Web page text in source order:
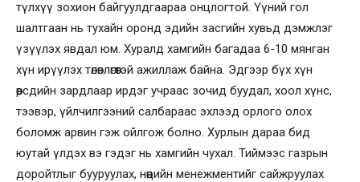
түлхүү зохион байгуулдгаараа онцлогтой. Үүний гол
шалтгаан нь тухайн оронд эдийн засгийн хувьд дэмжлэг
үзүүлэх явдал юм. Хуралд хамгийн багадаа 6-10 мянган
хүн ирүүлэх төлөвлөгөөтэй ажиллаж байна. Эдгээр бүх хүн
өөрсдийн зардлаар ирдэг учраас зочид буудал, хоол хүнс,
тээвэр, үйлчилгээний салбараас эхлээд орлого олох
боломж арвин гэж ойлгож болно. Хурлын дараа бид
юутай үлдэх вэ гэдэг нь хамгийн чухал. Тиймээс газрын
доройтлыг бууруулах, нөөцийн менежментийг сайжруулах